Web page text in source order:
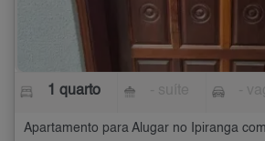
1 quarto
Apartamento para Alugar no Ipiranga